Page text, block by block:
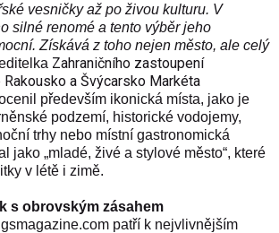
vesničky až po živou kulturu. V
silné renomé a tento výběr jeho
Získává z toho nejen město, ale celý
Zahraničního zastoupení
a Švýcarsko Markéta
především ikonická místa, jako je
podzemí, historické vodojemy,
trhy nebo místní gastronomická
jako „mladé, živé a stylové město“, které
v létě i zimě.
s obrovským zásahem
patří k nejvlivnějším